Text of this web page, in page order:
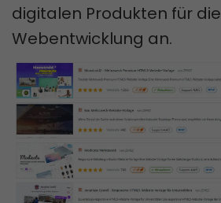
digitalen Produkten für die
Webentwicklung an.